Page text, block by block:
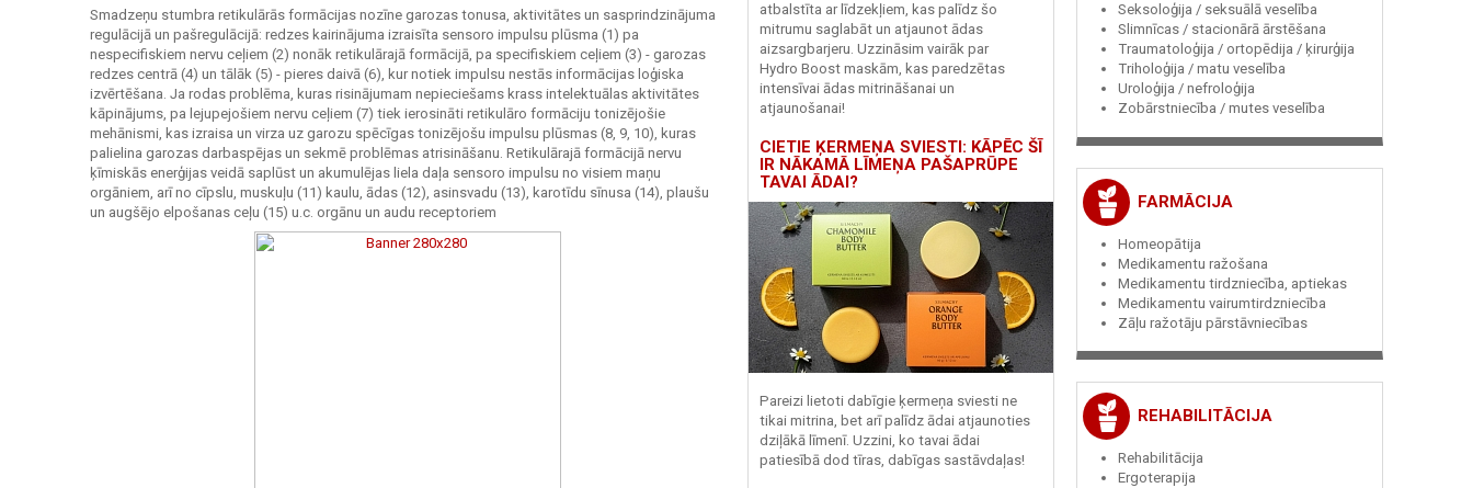
Smadzeņu stumbra retikulārās formācijas nozīne garozas tonusa, aktivitātes un sasprindzinājuma
regulācijā un pašregulācijā: redzes kairinājuma izraisīta sensoro impulsu plūsma (1) pa
nespecifiskiem nervu ceļiem (2) nonāk retikulārajā formācijā, pa specifiskiem ceļiem (3) - garozas
redzes centrā (4) un tālāk (5) - pieres daivā (6), kur notiek impulsu nestās informācijas loģiska
izvērtēšana. Ja rodas problēma, kuras risinājumam nepieciešams krass intelektuālas aktivitātes
kāpinājums, pa lejupejošiem nervu ceļiem (7) tiek ierosināti retikulāro formāciju tonizējošie
mehānismi, kas izraisa un virza uz garozu spēcīgas tonizējošu impulsu plūsmas (8, 9, 10), kuras
palielina garozas darbaspējas un sekmē problēmas atrisināšanu. Retikulārajā formācijā nervu
ķīmiskās enerģijas veidā saplūst un akumulējas liela daļa sensoro impulsu no visiem maņu
orgāniem, arī no cīpslu, muskuļu (11) kaulu, ādas (12), asinsvadu (13), karotīdu sīnusa (14), plaušu
un augšējo elpošanas ceļu (15) u.c. orgānu un audu receptoriem
atbalstīta ar līdzekļiem, kas palīdz šo
mitrumu saglabāt un atjaunot ādas
aizsargbarjeru. Uzzināsim vairāk par
Hydro Boost maskām, kas paredzētas
intensīvai ādas mitrināšanai un
atjaunošanai!
CIETIE ĶERMEŅA SVIESTI: KĀPĒC ŠĪ
IR NĀKAMĀ LĪMEŅA PAŠAPRŪPE
TAVAI ĀDAI?
Pareizi lietoti dabīgie ķermeņa sviesti ne
tikai mitrina, bet arī palīdz ādai atjaunoties
dziļākā līmenī. Uzzini, ko tavai ādai
patiesībā dod tīras, dabīgas sastāvdaļas!
Seksoloģija / seksuālā veselība
Slimnīcas / stacionārā ārstēšana
Traumatoloģija / ortopēdija / ķirurģija
Triholoģija / matu veselība
Uroloģija / nefroloģija
Zobārstniecība / mutes veselība
FARMĀCIJA
Homeopātija
Medikamentu ražošana
Medikamentu tirdzniecība, aptiekas
Medikamentu vairumtirdzniecība
Zāļu ražotāju pārstāvniecības
REHABILITĀCIJA
Rehabilitācija
Ergoterapija